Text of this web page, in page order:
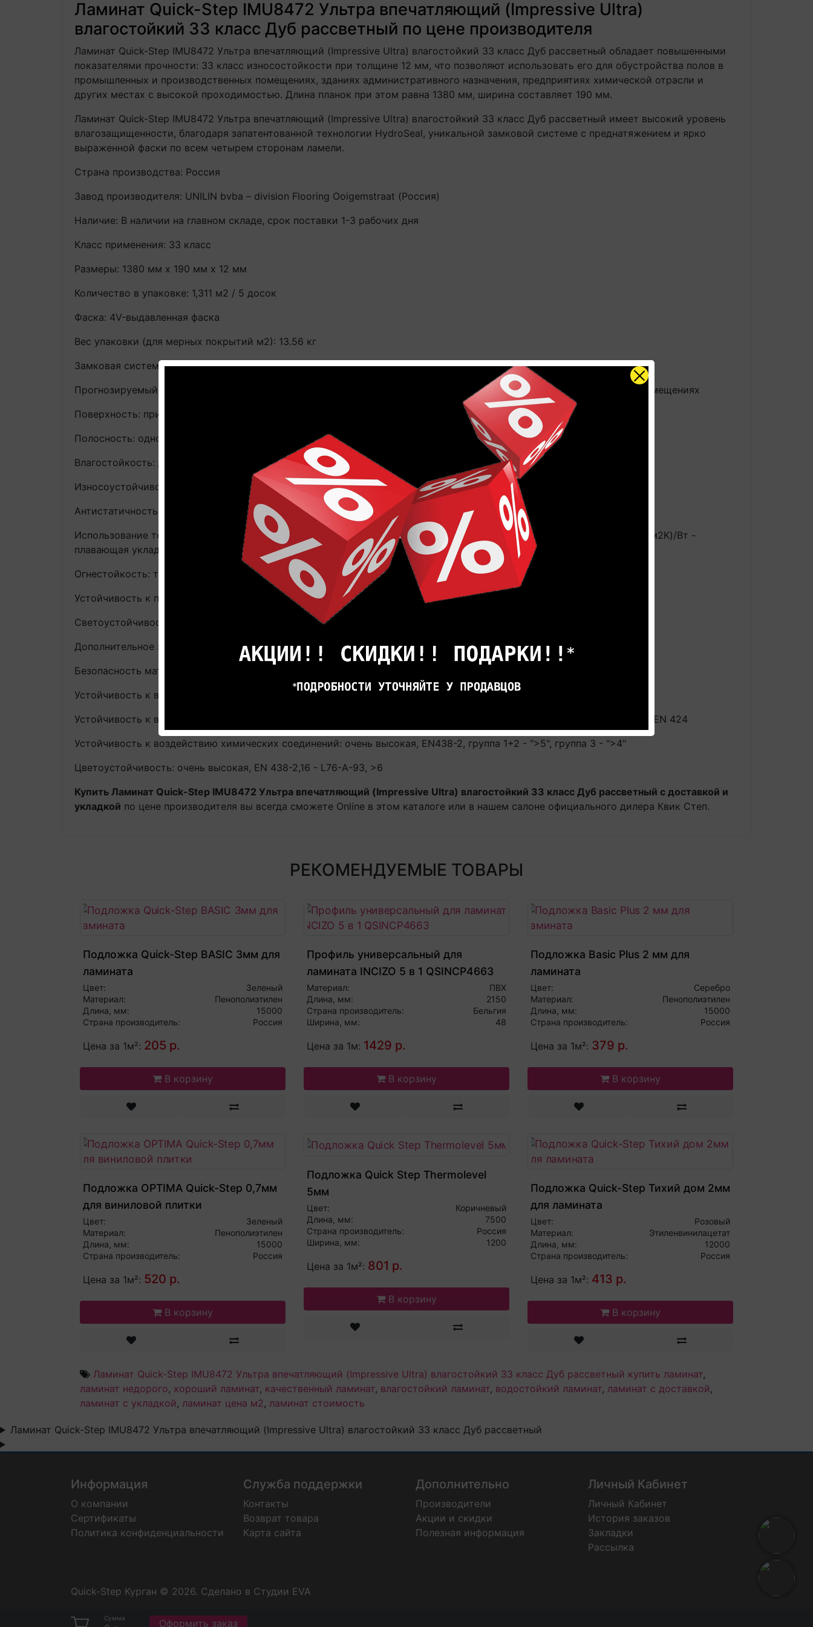
Сумма Оформить заказ
Ламинат Quick-Step IMU8472 Ультра впечатляющий (Impressive Ultra)
влагостойкий 33 класс Дуб рассветный по цене производителя
Ламинат Quick-Step IMU8472 Ультра впечатляющий (Impressive Ultra) влагостойкий 33 класс Дуб рассветный обладает повышенными
показателями прочности: 33 класс износостойкости при толщине 12 мм, что позволяют использовать его для обустройства полов в
промышленных и производственных помещениях, зданиях административного назначения, предприятиях химической отрасли и
других местах с высокой проходимостью. Длина планок при этом равна 1380 мм, ширина составляет 190 мм.
Ламинат Quick-Step IMU8472 Ультра впечатляющий (Impressive Ultra) влагостойкий 33 класс Дуб рассветный имеет высокий уровень
влагозащищенности, благодаря запатентованной технологии HydroSeal, уникальной замковой системе с преднатяжением и ярко
выраженной фаски по всем четырем сторонам ламели.
Страна производства: Россия
Завод производителя: UNILIN bvba – division Flooring Ooigemstraat (Россия)
Наличие: В наличии на главном складе, срок поставки 1-3 рабочих дня
Класс применения: 33 класс
Размеры: 1380 мм х 190 мм х 12 мм
Количество в упаковке: 1,311 м2 / 5 досок
Фаска: 4V-выдавленная фаска
Вес упаковки (для мерных покрытий м2): 13.56 кг
Замковая система: Uniclic
Прогнозируемый срок службы: до 25 лет в домашнем секторе, до 10 лет в деловом секторе, до 10 лет во влажных помещениях
Поверхность: природная структура древесины
Полосность: однополосный
Влагостойкость: дополнительное водоотталкивающее покрытие HydroSeal
Износоустойчивость: высокая, AC5, защита поверхности от царапин по технологии SCRATCH GUARD
Антистатичность: да, ≤ 2 кВ, заводские испытания согласно EN 1815
Использование теплого пола: да, максимально допустимое значение температуры контакта составляет 27°С, < 0,06 (м2K)/Вт -
плавающая укладка
Огнестойкость: трудно воспламеняемый, EN13501-1, Cfl-s1
Устойчивость к пеплу горящей сигареты: очень высокая, EN 13 329 (EN 438-2/30)
Светоустойчивость: очень высокая, EN 13 329 (EN ISO 105)
Дополнительное защитное покрытие: Scratch Guard
Безопасность материала (сертификаты): да, стандарт EN 717-1, "E1"
Устойчивость к воздействию роликовых кресел: Нет видимых повреждений при испытаниях, EN425/ISO4918 тип "W"
Устойчивость к воздействию ножек мебели и каблуков: Нет видимых повреждений при испытаниях с ножкой типа 0, EN 424
Устойчивость к воздействию химических соединений: очень высокая, EN438-2, группа 1+2 - ">5", группа 3 - ">4"
Цветоустойчивость: очень высокая, EN 438-2,16 - L76-A-93, >6
Купить Ламинат Quick-Step IMU8472 Ультра впечатляющий (Impressive Ultra) влагостойкий 33 класс Дуб рассветный с доставкой и
укладкой по цене производителя вы всегда сможете Online в этом каталоге или в нашем салоне официального дилера Квик Степ.
РЕКОМЕНДУЕМЫЕ ТОВАРЫ
Подложка Quick-Step BASIC 3мм для
ламината
Цвет:
Зеленый
Материал:
Пенополиэтилен
Длина, мм:
15000
Страна производитель:
Россия
Цена за 1м²: 205 р.
В корзину
Профиль универсальный для
ламината INCIZO 5 в 1 QSINCP4663
Материал:
ПВХ
Длина, мм:
2150
Страна производитель:
Бельгия
Ширина, мм:
48
Цена за 1м: 1429 р.
В корзину
Подложка Basic Plus 2 мм для
ламината
Цвет:
Серебро
Материал:
Пенополиэтилен
Длина, мм:
15000
Страна производитель:
Россия
Цена за 1м²: 379 р.
В корзину
Подложка OPTIMA Quick-Step 0,7мм
для виниловой плитки
Цвет:
Зеленый
Материал:
Пенополиэтилен
Длина, мм:
15000
Страна производитель:
Россия
Цена за 1м²: 520 р.
В корзину
Подложка Quick Step Thermolevel
5мм
Цвет:
Коричневый
Длина, мм:
7500
Страна производитель:
Россия
Ширина, мм:
1200
Цена за 1м²: 801 р.
В корзину
Подложка Quick-Step Тихий дом 2мм
для ламината
Цвет:
Розовый
Материал:
Этиленвинилацетат
Длина, мм:
12000
Страна производитель:
Россия
Цена за 1м²: 413 р.
В корзину
Ламинат Quick-Step IMU8472 Ультра впечатляющий (Impressive Ultra) влагостойкий 33 класс Дуб рассветный купить ламинат,
ламинат недорого, хороший ламинат, качественный ламинат, влагостойкий ламинат, водостойкий ламинат, ламинат с доставкой,
ламинат с укладкой, ламинат цена м2, ламинат стоимость
Ламинат Quick-Step IMU8472 Ультра впечатляющий (Impressive Ultra) влагостойкий 33 класс Дуб рассветный
Информация
О компании
Сертификаты
Политика конфиденциальности
Служба поддержки
Контакты
Возврат товара
Карта сайта
Дополнительно
Производители
Акции и скидки
Полезная информация
Личный Кабинет
Личный Кабинет
История заказов
Закладки
Рассылка
Quick-Step Курган © 2026. Сделано в Студии EVA